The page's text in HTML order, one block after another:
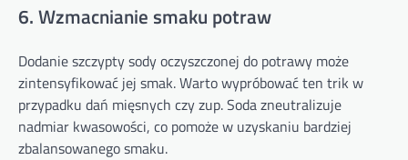
6. Wzmacnianie smaku potraw
Dodanie szczypty sody oczyszczonej do potrawy może
zintensyfikować jej smak. Warto wypróbować ten trik w
przypadku dań mięsnych czy zup. Soda zneutralizuje
nadmiar kwasowości, co pomoże w uzyskaniu bardziej
zbalansowanego smaku.